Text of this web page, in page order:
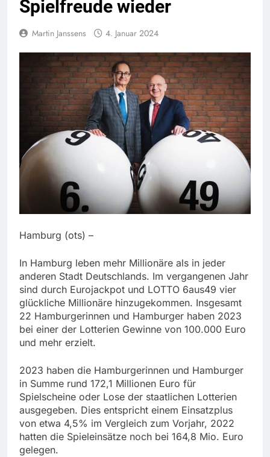
Spielfreude wieder
Martin Janssens 4. Januar 2024
Hamburg (ots) –
In Hamburg leben mehr Millionäre als in jeder
anderen Stadt Deutschlands. Im vergangenen Jahr
sind durch Eurojackpot und LOTTO 6aus49 vier
glückliche Millionäre hinzugekommen. Insgesamt
22 Hamburgerinnen und Hamburger haben 2023
bei einer der Lotterien Gewinne von 100.000 Euro
und mehr erzielt.
2023 haben die Hamburgerinnen und Hamburger
in Summe rund 172,1 Millionen Euro für
Spielscheine oder Lose der staatlichen Lotterien
ausgegeben. Dies entspricht einem Einsatzplus
von etwa 4,5% im Vergleich zum Vorjahr, 2022
hatten die Spieleinsätze noch bei 164,8 Mio. Euro
gelegen.